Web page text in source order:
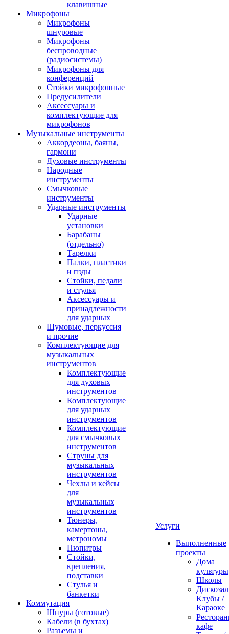
клавишные
Микрофоны
Микрофоны
шнуровые
Микрофоны
беспроводные
(радиосистемы)
Микрофоны для
конференций
Стойки микрофонные
Предусилители
Аксессуары и
комплектующие для
микрофонов
Музыкальные инструменты
Аккордеоны, баяны,
гармони
Духовые инструменты
Народные
инструменты
Смычковые
инструменты
Ударные инструменты
Ударные
установки
Барабаны
(отдельно)
Тарелки
Палки, пластики
и пэды
Стойки, педали
и стулья
Аксессуары и
принадлежности
для ударных
Шумовые, перкуссия
и прочие
Комплектующие для
музыкальных
инструментов
Комплектующие
для духовых
инструментов
Комплектующие
для ударных
инструментов
Комплектующие
для смычковых
инструментов
Струны для
музыкальных
инструментов
Чехлы и кейсы
для
музыкальных
инструментов
Тюнеры,
камертоны,
метрономы
Пюпитры
Стойки,
крепления,
подставки
Стулья и
банкетки
Коммутация
Шнуры (готовые)
Кабели (в бухтах)
Разъемы и
Услуги
Выполненные
проекты
Дома
культуры
Школы
Клубы /
Караоке
кафе